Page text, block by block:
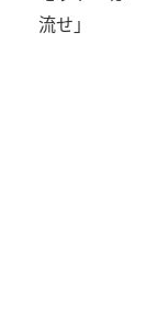
流せ」